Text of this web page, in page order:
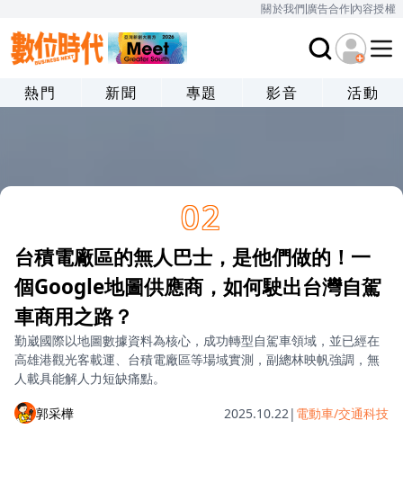
關於我們廣告合作內容授權
熱門 新聞 專題 影音 活動
02
台積電廠區的無人巴士，是他們做的！一
個Google地圖供應商，如何駛出台灣自駕
車商用之路？
勤崴國際以地圖數據資料為核心，成功轉型自駕車領域，並已經在
高雄港觀光客載運、台積電廠區等場域實測，副總林映帆強調，無
人載具能解人力短缺痛點。
郭采樺 2025.10.22 | 電動車/交通科技